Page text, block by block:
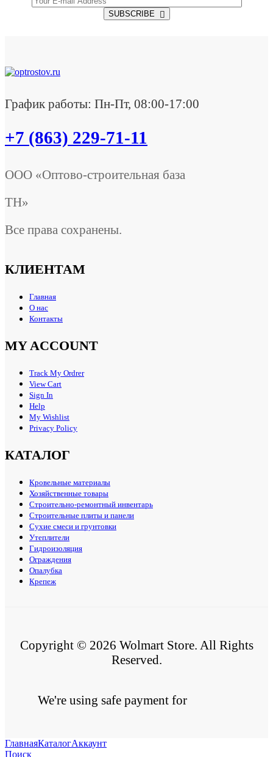
SUBSCRIBE
График работы: Пн-Пт, 08:00-17:00
+7 (863) 229-71-11
ООО «Оптово-строительная база
ТН»
Все права сохранены.
КЛИЕНТАМ
Главная
О нас
Контакты
MY ACCOUNT
Track My Ordrer
View Cart
Sign In
Help
My Wishlist
Privacy Policy
КАТАЛОГ
Кровельные материалы
Хозяйственные товары
Строительно-ремонтный инвентарь
Строительные плиты и панели
Сухие смеси и грунтовки
Утеплители
Гидроизоляция
Ограждения
Опалубка
Крепеж
Copyright © 2026 Wolmart Store. All Rights
Reserved.
We're using safe payment for
ГлавнаяКаталогАккаунт
Поиск